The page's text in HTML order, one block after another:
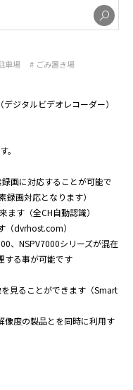
車場
ごみ置き場
ジタルビデオレコーダー）
。
画に対応することが可能で
画対応となります）
ます（全CH自動認識）
（dvrhost.com）
、NSPV7000シリーズが混在
する事が可能です
見ることができます（Smart
像度の製品とを同時に利用す